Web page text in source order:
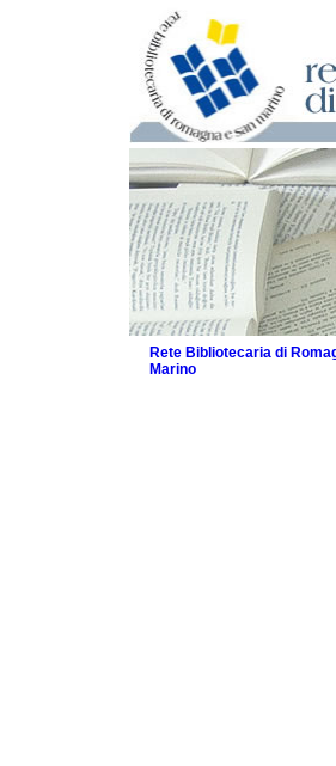
Rete Bibliotecaria di
Marino